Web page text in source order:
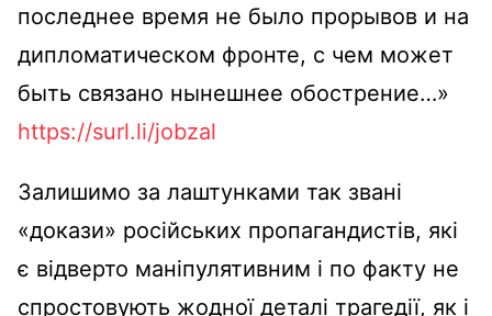
последнее время не было прорывов и на
дипломатическом фронте, с чем может
быть связано нынешнее обострение…»
https://surl.li/jobzal
Залишимо за лаштунками так звані
«докази» російських пропагандистів, які
є відверто маніпулятивним і по факту не
спростовують жодної деталі трагедії, як і